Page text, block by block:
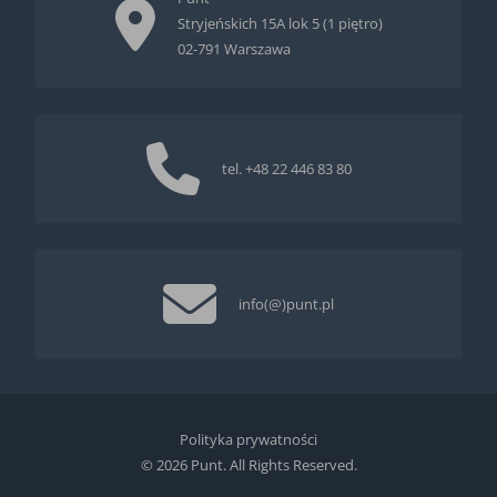
Stryjeńskich 15A lok 5 (1 piętro)
02-791 Warszawa
tel. +48 22 446 83 80
info(@)punt.pl
Polityka prywatności
© 2026 Punt. All Rights Reserved.